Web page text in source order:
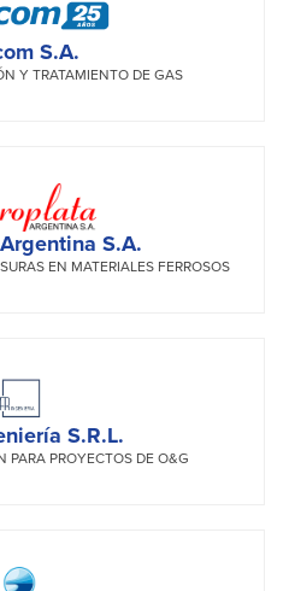
S.A.
Y TRATAMIENTO DE GAS
S.A.
EN MATERIALES FERROSOS
S.R.L.
PARA PROYECTOS DE O&G